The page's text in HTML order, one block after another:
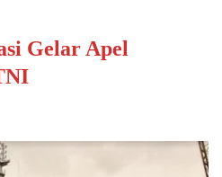
Gelar Apel